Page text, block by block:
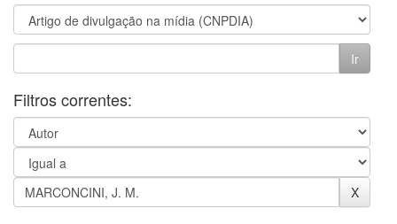
Filtros correntes: